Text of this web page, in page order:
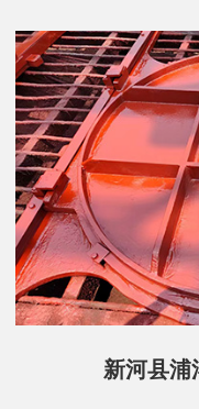
新河县浦